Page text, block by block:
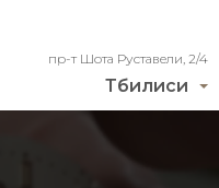
Тбилиси
пр-т Шота Руставели, 2/4